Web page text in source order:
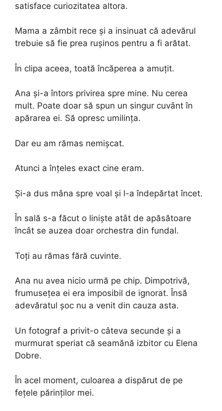
satisface curiozitatea altora.
Mama a zâmbit rece și a insinuat că adevărul
trebuie să fie prea rușinos pentru a fi arătat.
În clipa aceea, toată încăperea a amuțit.
Ana și-a întors privirea spre mine. Nu cerea
mult. Poate doar să spun un singur cuvânt în
apărarea ei. Să opresc umilința.
Dar eu am rămas nemișcat.
Atunci a înțeles exact cine eram.
Și-a dus mâna spre voal și l-a îndepărtat încet.
În sală s-a făcut o liniște atât de apăsătoare
încât se auzea doar orchestra din fundal.
Toți au rămas fără cuvinte.
Ana nu avea nicio urmă pe chip. Dimpotrivă,
frumusețea ei era imposibil de ignorat. Însă
adevăratul șoc nu a venit din cauza asta.
Un fotograf a privit-o câteva secunde și a
murmurat speriat că seamănă izbitor cu Elena
Dobre.
În acel moment, culoarea a dispărut de pe
fețele părinților mei.